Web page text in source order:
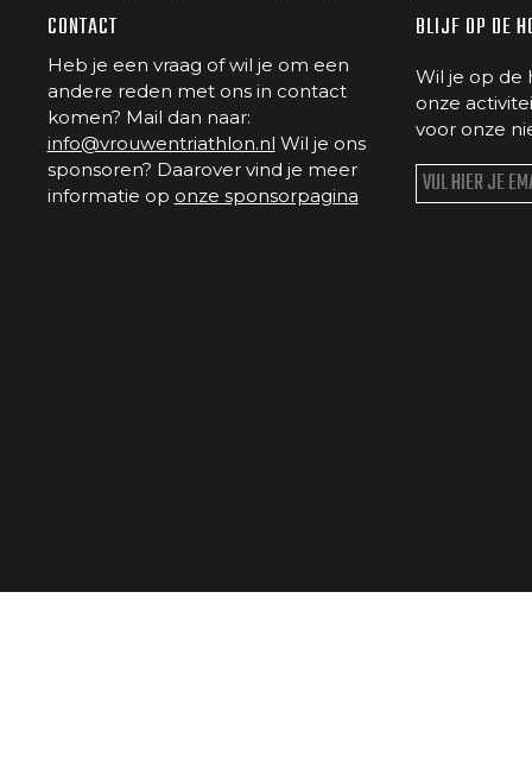
CONTACT
Heb je een vraag of wil je om een
andere reden met ons in contact
komen? Mail dan naar:
info@vrouwentriathlon.nl Wil je ons
sponsoren? Daarover vind je meer
informatie op onze sponsorpagina
BLIJF OP DE
Wil je op de
onze
voor onze